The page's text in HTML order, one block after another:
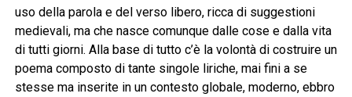
uso della parola e del verso libero, ricca di suggestioni
medievali, ma che nasce comunque dalle cose e dalla vita
di tutti giorni. Alla base di tutto c’è la volontà di costruire un
poema composto di tante singole liriche, mai fini a se
stesse ma inserite in un contesto globale, moderno, ebbro